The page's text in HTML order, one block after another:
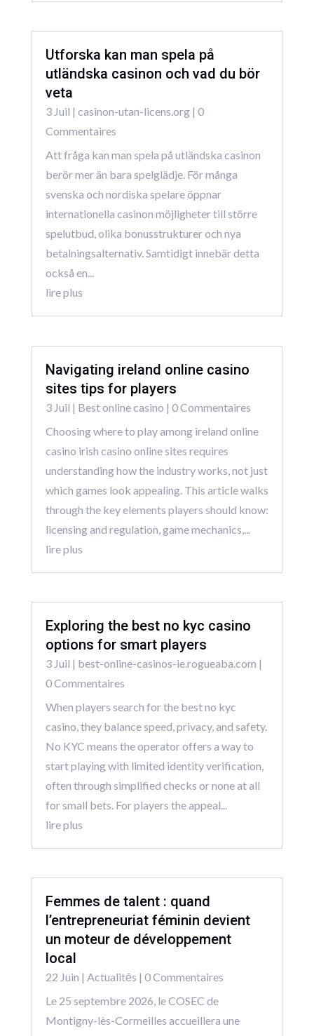
Utforska kan man spela på
utländska casinon och vad du bör
veta
3 Juil | casinon-utan-licens.org| 0
Commentaires
Att fråga kan man spela på utländska casinon
berör mer än bara spelglädje. För många
svenska och nordiska spelare öppnar
internationella casinon möjligheter till större
spelutbud, olika bonusstrukturer och nya
betalningsalternativ. Samtidigt innebär detta
också en...
lire plus
Navigating ireland online casino
sites tips for players
3 Juil | Best online casino | 0 Commentaires
Choosing where to play among ireland online
casino irish casino online sites requires
understanding how the industry works, not just
which games look appealing. This article walks
through the key elements players should know:
licensing and regulation, game mechanics,...
lire plus
Exploring the best no kyc casino
options for smart players
3 Juil | best-online-casinos-ie.rogueaba.com |
0 Commentaires
When players search for the best no kyc
casino, they balance speed, privacy, and safety.
No KYC means the operator offers a way to
start playing with limited identity verification,
often through simplified checks or none at all
for small bets. For players the appeal...
lire plus
Femmes de talent : quand
l’entrepreneuriat féminin devient
un moteur de développement
local
22 Juin | Actualitēs | 0 Commentaires
Le 25 septembre 2026, le COSEC de
Montigny-lès-Cormeilles accueillera une